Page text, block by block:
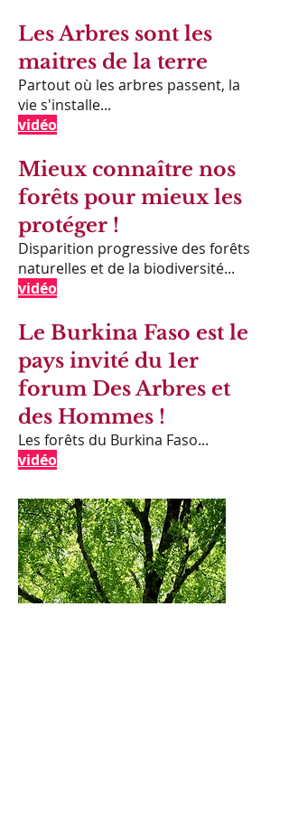
Les Arbres sont les
maitres de la terre
Partout où les arbres passent, la
vie s'installe...
vidéo
Mieux connaître nos
forêts pour mieux les
protéger !
Disparition progressive des forêts
naturelles et de la biodiversité...
vidéo
Le Burkina Faso est le
pays invité du 1er
forum Des Arbres et
des Hommes !
Les forêts du Burkina Faso...
vidéo